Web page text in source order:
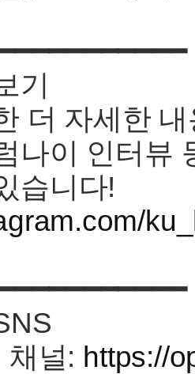
기
더 자세한
나이 인터뷰
습니다!
채널: https://